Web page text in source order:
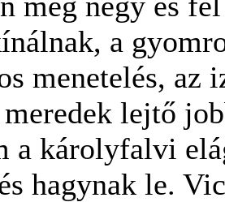
a
menetelés,
meredek lejtő
a károlyfalvi
hagynak le.